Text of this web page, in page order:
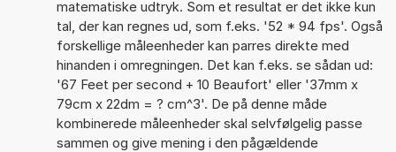
matematiske udtryk. Som et resultat er det ikke kun
tal, der kan regnes ud, som f.eks. '52 * 94 fps'. Også
forskellige måleenheder kan parres direkte med
hinanden i omregningen. Det kan f.eks. se sådan ud:
'67 Feet per second + 10 Beaufort' eller '37mm x
79cm x 22dm = ? cm^3'. De på denne måde
kombinerede måleenheder skal selvfølgelig passe
sammen og give mening i den pågældende